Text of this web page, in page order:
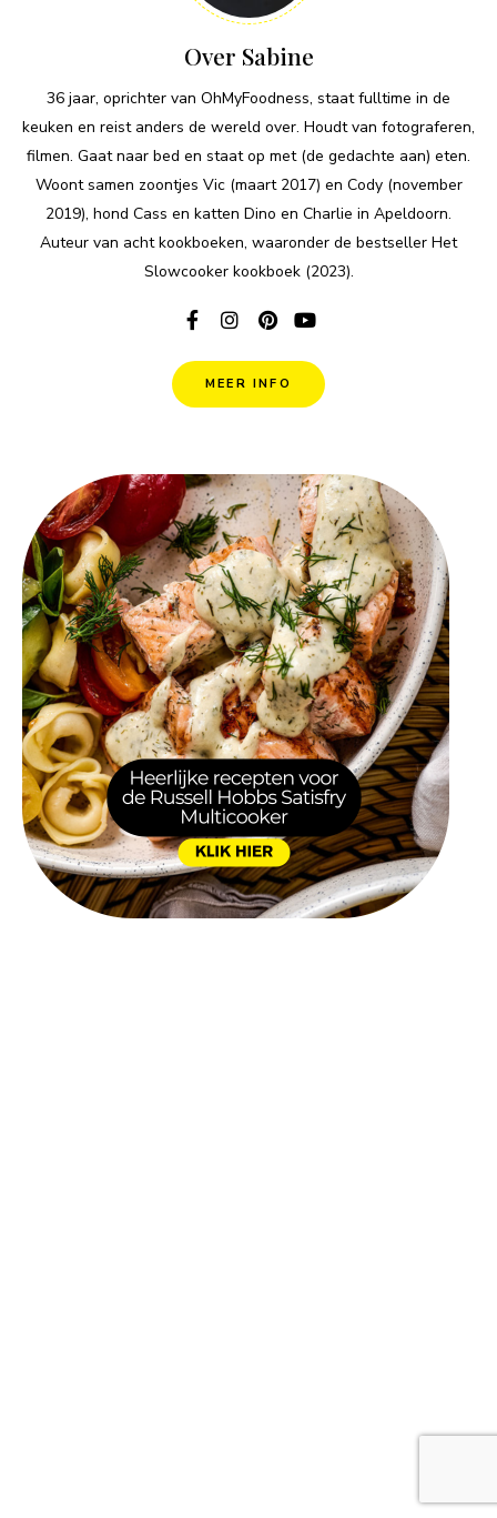
Over Sabine
36 jaar, oprichter van OhMyFoodness, staat fulltime in de
keuken en reist anders de wereld over. Houdt van fotograferen,
filmen. Gaat naar bed en staat op met (de gedachte aan) eten.
Woont samen zoontjes Vic (maart 2017) en Cody (november
2019), hond Cass en katten Dino en Charlie in Apeldoorn.
Auteur van acht kookboeken, waaronder de bestseller Het
Slowcooker kookboek (2023).
MEER INFO